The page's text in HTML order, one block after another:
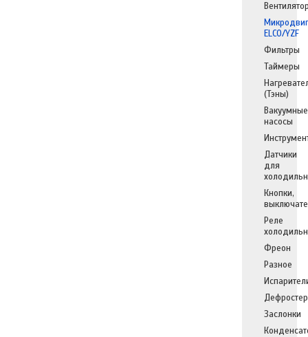
ELCO/YZF
Фильтры
Таймеры
(Тэны)
Вакуумные
насосы
Датчики
для
Кнопки,
Реле
Фреон
Разное
Заслонки